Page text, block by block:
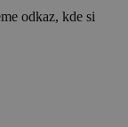
odkaz, kde si